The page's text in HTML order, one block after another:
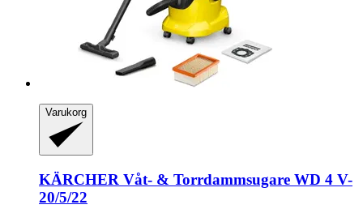
Varukorg
KÄRCHER Våt-​ & Torrdammsugare WD 4 V-​
20/5/22